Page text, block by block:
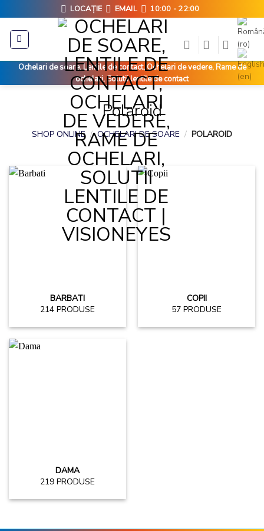
to
content
LOCAȚIE EMAIL 10:00 - 22:00
Ochelari de soare, Lentile de contact, Ochelari de vedere, Rame de
ochelari, Solutii lentile de contact
Polaroid
SHOP ONLINE / OCHELARI DE SOARE / POLAROID
BARBATI
214 PRODUSE
COPII
57 PRODUSE
DAMA
219 PRODUSE